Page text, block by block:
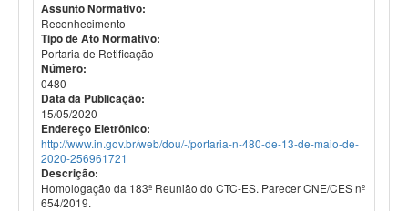
Assunto Normativo:
Reconhecimento
Tipo de Ato Normativo:
Portaria de Retificação
Número:
0480
Data da Publicação:
15/05/2020
Endereço Eletrônico:
http://www.in.gov.br/web/dou/-/portaria-n-480-de-13-de-maio-de-
2020-256961721
Descrição:
Homologação da 183ª Reunião do CTC-ES. Parecer CNE/CES nº
654/2019.